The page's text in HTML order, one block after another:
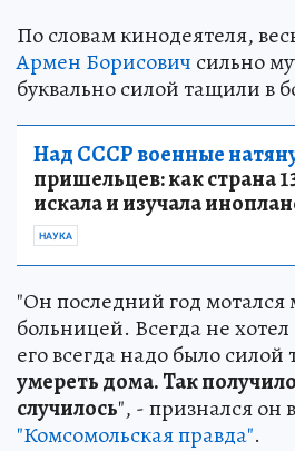
По словам кинодеятеля,
Армен Борисович сильно
буквально силой тащили в
Над СССР военные
пришельцев: как страна
искала и изучала
НАУКА
"Он последний год
больницей. Всегда не
его всегда надо было силой
умереть дома. Так
случилось", - признался он
"Комсомольская правда".